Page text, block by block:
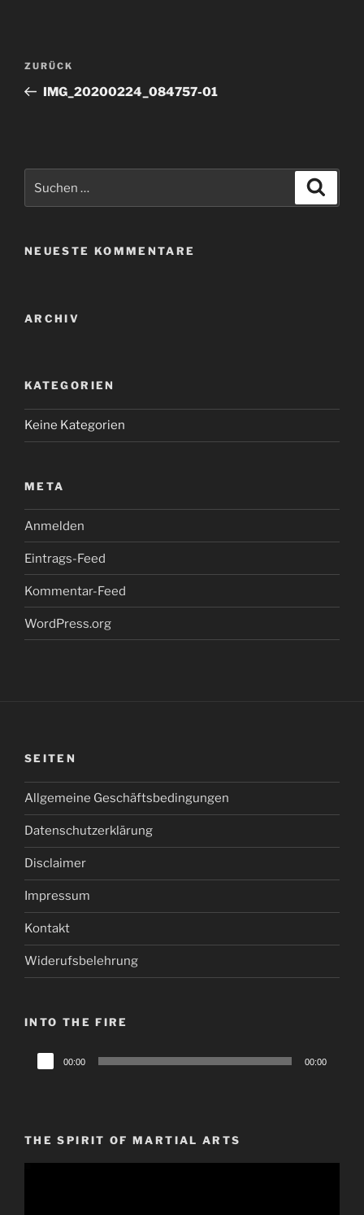
Beitragsnavigation
Vorheriger
Beitrag
ZURÜCK
IMG_20200224_084757-01
nach:
NEUESTE KOMMENTARE
ARCHIV
KATEGORIEN
Keine Kategorien
META
Anmelden
Eintrags-Feed
Kommentar-Feed
WordPress.org
SEITEN
Allgemeine Geschäftsbedingungen
Datenschutzerklärung
Disclaimer
Impressum
Kontakt
Widerufsbelehrung
INTO THE FIRE
Audio-
Player
00:00 00:00
THE SPIRIT OF MARTIAL ARTS